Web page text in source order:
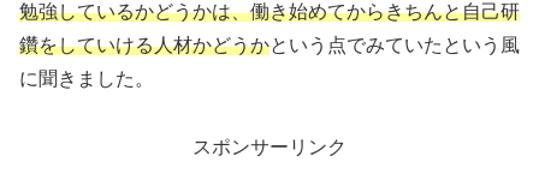
勉強しているかどうかは、働き始めてからきちんと自己研
鑽をしていける人材かどうかという点でみていたという風
に聞きました。
スポンサーリンク